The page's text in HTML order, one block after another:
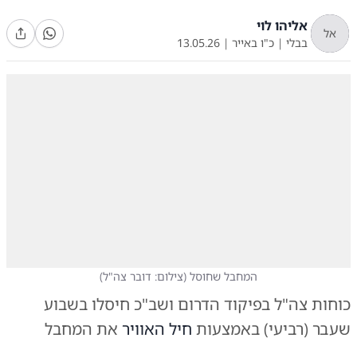
אל אליהו לוי
בבלי | כ"ו באייר |
13.05.26
המחבל שחוסל (צילום: דובר צה"ל)
כוחות צה"ל בפיקוד הדרום ושב"כ חיסלו בשבוע
שעבר (רביעי) באמצעות חיל האוויר את המחבל